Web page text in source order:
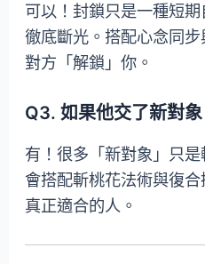
可以！封鎖只是一種短
徹底斷光。搭配心念同
對方「解鎖」你。
Q3. 如果他交了新對
有！很多「新對象」只
會搭配斬桃花法術與復
真正適合的人。